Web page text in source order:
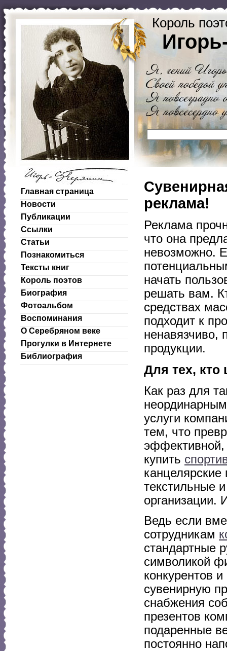
Король
Главная страница
Новости
Публикации
Ссылки
Статьи
Познакомиться
Тексты книг
Король поэтов
Биография
Фотоальбом
Воспоминания
О Серебряном веке
Прогулки в Интернете
Библиография
реклама!
Реклама
что она
невозможно.
начать
решать вам.
средствах
подходит к
ненавязчиво,
продукции.
Для тех, кто
Как раз для
услуги
тем, что
купить
текстильные
организации.
Ведь если
сотрудникам
стандартные
символикой
конкурентов
сувенирную
снабжения
презентов
подаренные
постоянно